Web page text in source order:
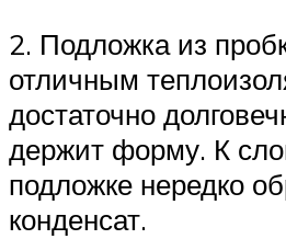
2. Подложка из
отличным
достаточно
держит форму. К
подложке нередко
конденсат.